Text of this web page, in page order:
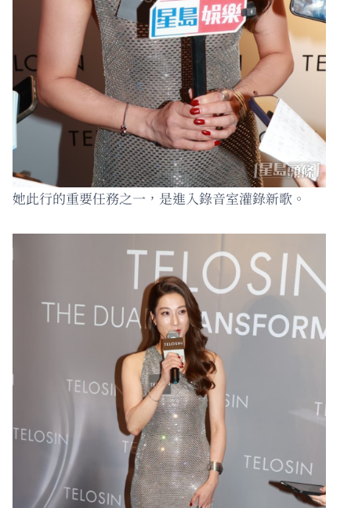
她此行的重要任務之一，是進入錄音室灌錄新歌。